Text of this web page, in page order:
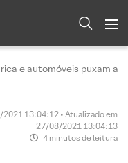
e automóveis puxam
13:04:12 • Atualizado em
27/08/2021 13:04:13
4 minutos de leitura